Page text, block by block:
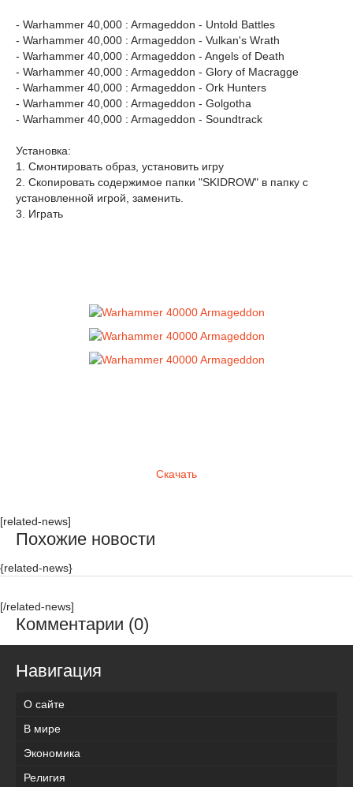
- Warhammer 40,000 : Armageddon - Untold Battles
- Warhammer 40,000 : Armageddon - Vulkan's Wrath
- Warhammer 40,000 : Armageddon - Angels of Death
- Warhammer 40,000 : Armageddon - Glory of Macragge
- Warhammer 40,000 : Armageddon - Ork Hunters
- Warhammer 40,000 : Armageddon - Golgotha
- Warhammer 40,000 : Armageddon - Soundtrack
Установка:
1. Смонтировать образ, установить игру
2. Скопировать содержимое папки "SKIDROW" в папку с
установленной игрой, заменить.
3. Играть
Скачать
[related-news]
Похожие новости
{related-news}
[/related-news]
Комментарии (0)
Навигация
О сайте
В мире
Экономика
Религия